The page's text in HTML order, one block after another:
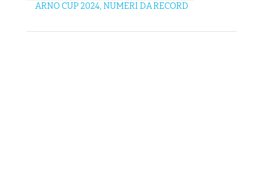
ARNO CUP 2024, NUMERI DA RECORD